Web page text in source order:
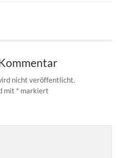
nicht veröffentlicht.
mit * markiert